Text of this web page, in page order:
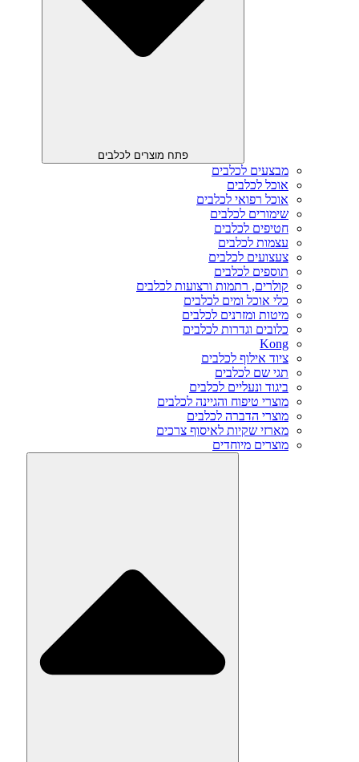
פתח מוצרים לכלבים
מבצעים לכלבים
אוכל לכלבים
אוכל רפואי לכלבים
שימורים לכלבים
חטיפים לכלבים
עצמות לכלבים
צעצועים לכלבים
תוספים לכלבים
קולרים, רתמות ורצועות לכלבים
כלי אוכל ומים לכלבים
מיטות ומזרנים לכלבים
כלובים וגדרות לכלבים
Kong
ציוד אילוף לכלבים
תגי שם לכלבים
ביגוד ונעליים לכלבים
מוצרי טיפוח והגיינה לכלבים
מוצרי הדברה לכלבים
מארזי שקיות לאיסוף צרכים
מוצרים מיוחדים